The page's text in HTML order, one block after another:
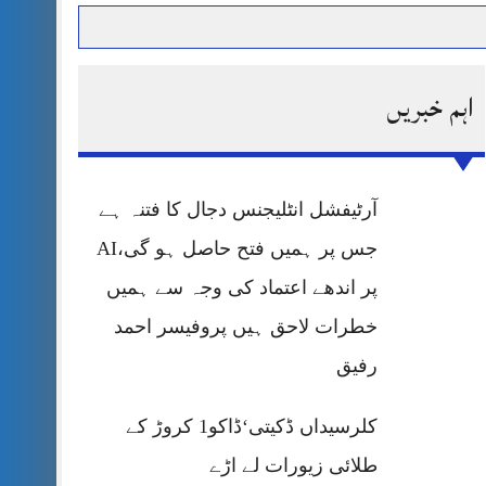
پر قربان
اہم خبریں
آرٹیفشل انٹلیجنس دجال کا فتنہ ہے
جس پر ہمیں فتح حاصل ہو گی،AI
پر اندھے اعتماد کی وجہ سے ہمیں
خطرات لاحق ہیں پروفیسر احمد
رفیق
کلرسیداں ڈکیتی‘ڈاکو1 کروڑ کے
طلائی زیورات لے اڑے